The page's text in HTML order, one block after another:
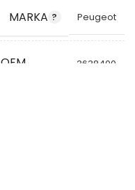
MARKA
Peugeot
OEM
3638400